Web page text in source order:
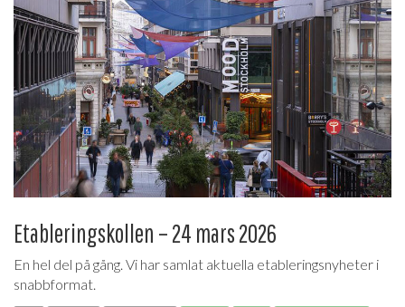
Etableringskollen – 24 mars 2026
En hel del på gång. Vi har samlat aktuella etableringsnyheter i
snabbformat.